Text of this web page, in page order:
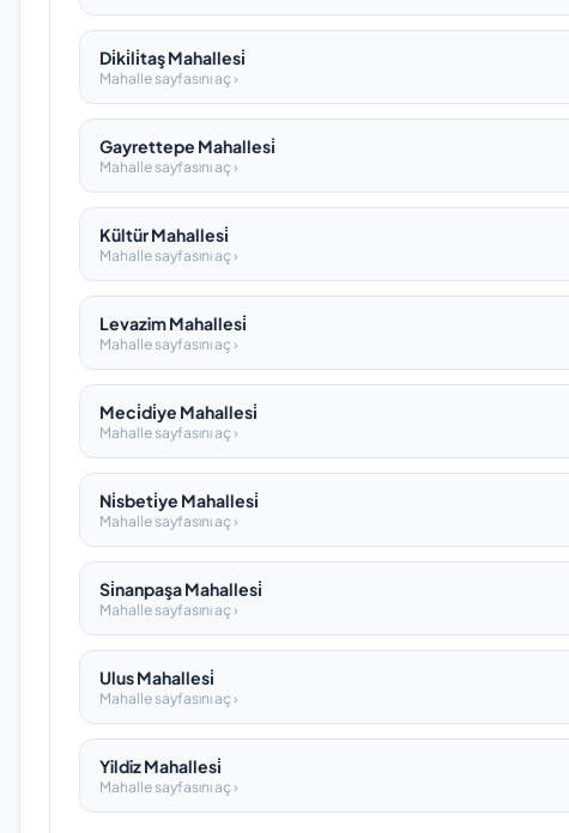
Di̇ki̇li̇taş Mahallesi̇
Mahalle sayfasını aç ›
Gayrettepe Mahallesi̇
Mahalle sayfasını aç ›
Kültür Mahallesi̇
Mahalle sayfasını aç ›
Levazim Mahallesi̇
Mahalle sayfasını aç ›
Meci̇di̇ye Mahallesi̇
Mahalle sayfasını aç ›
Ni̇sbeti̇ye Mahallesi̇
Mahalle sayfasını aç ›
Si̇nanpaşa Mahallesi̇
Mahalle sayfasını aç ›
Ulus Mahallesi̇
Mahalle sayfasını aç ›
Yildiz Mahallesi̇
Mahalle sayfasını aç ›